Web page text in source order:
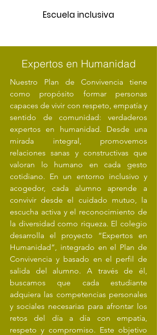
Escuela inclusiva
Expertos en Humanidad
Nuestro Plan de Convivencia tiene
como propósito formar personas
capaces de vivir con respeto, empatía y
sentido de comunidad: verdaderos
expertos en humanidad. Desde una
mirada integral, promovemos
relaciones sanas y constructivas que
valoran lo humano en cada gesto
cotidiano. En un entorno inclusivo y
acogedor, cada alumno aprende a
convivir desde el cuidado mutuo, la
escucha activa y el reconocimiento de
la diversidad como riqueza. El colegio
desarrolla el proyecto “Expertos en
Humanidad”, integrado en el Plan de
Convivencia y basado en el perfil de
salida del alumno. A través de él,
buscamos que cada estudiante
adquiera las competencias personales
y sociales necesarias para afrontar los
retos del día a día con empatía,
respeto y compromiso. Este objetivo